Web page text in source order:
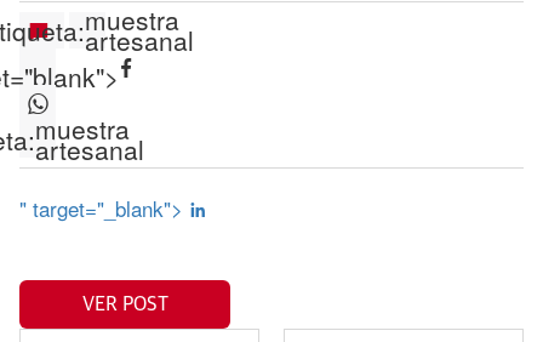
muestra
artesanal
muestra
artesanal
" target="_blank">
VER POST